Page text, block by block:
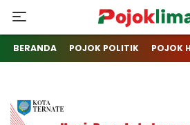
Mojokin
BERANDA POJOK POLITIK POJOK